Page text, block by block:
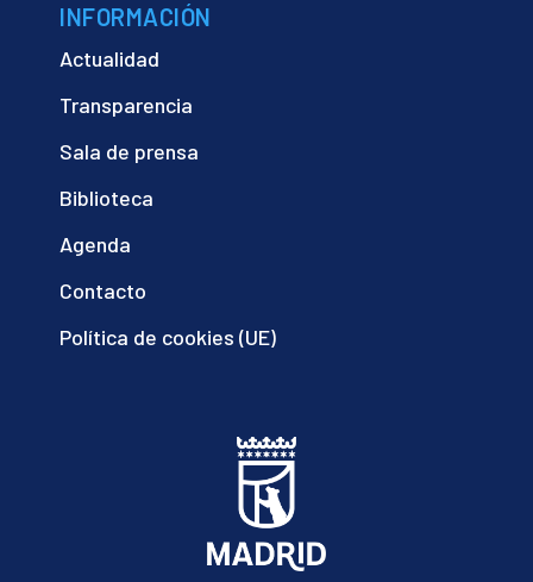
INFORMACIÓN
Actualidad
Transparencia
Sala de prensa
Biblioteca
Agenda
Contacto
Política de cookies (UE)